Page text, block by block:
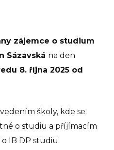
zájemce o studium
Sázavská na den
8. října 2025 od
školy, kde se
o studiu a příjímacím
IB DP studiu